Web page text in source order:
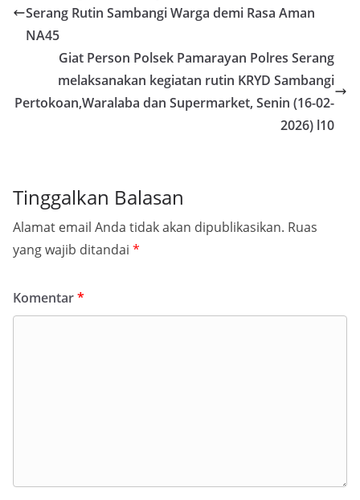
Serang Rutin Sambangi Warga demi Rasa Aman
NA45
Giat Person Polsek Pamarayan Polres Serang
melaksanakan kegiatan rutin KRYD Sambangi
Pertokoan,Waralaba dan Supermarket, Senin (16-02-
2026) l10
Tinggalkan Balasan
Alamat email Anda tidak akan dipublikasikan. Ruas
yang wajib ditandai *
Komentar*